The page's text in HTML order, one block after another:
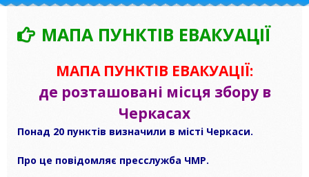
МАПА ПУНКТІВ ЕВАКУАЦІЇ
МАПА ПУНКТІВ ЕВАКУАЦІЇ:
де розташовані місця збору в
Черкасах
Понад 20 пунктів визначили в місті Черкаси.
Про це повідомляє пресслужба ЧМР.